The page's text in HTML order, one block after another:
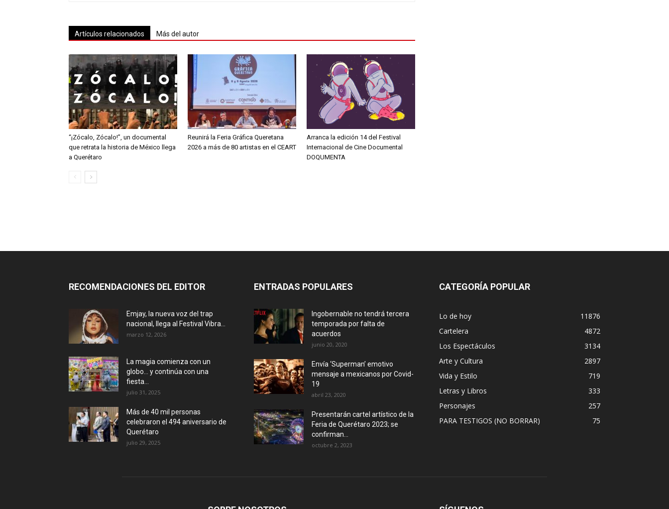
Artículos relacionados Más del autor
“¡Zócalo, Zócalo!”, un documental
que retrata la historia de México llega
a Querétaro
Reunirá la Feria Gráfica Queretana
2026 a más de 80 artistas en el CEART
Arranca la edición 14 del Festival
Internacional de Cine Documental
DOQUMENTA
RECOMENDACIONES DEL EDITOR
Emjay, la nueva voz del trap
nacional, llega al Festival Vibra...
marzo 12, 2026
La magia comienza con un
globo… y continúa con una
fiesta...
julio 31, 2025
Más de 40 mil personas
celebraron el 494 aniversario de
Querétaro
julio 29, 2025
ENTRADAS POPULARES
Ingobernable no tendrá tercera
temporada por falta de
acuerdos
junio 20, 2020
Envía ‘Superman’ emotivo
mensaje a mexicanos por Covid-
19
abril 23, 2020
Presentarán cartel artístico de la
Feria de Querétaro 2023; se
confirman...
octubre 2, 2023
CATEGORÍA POPULAR
Lo de hoy
11876
Cartelera
4872
Los Espectáculos
3134
Arte y Cultura
2897
Vida y Estilo
719
Letras y Libros
333
Personajes
257
PARA TESTIGOS (NO BORRAR)
75